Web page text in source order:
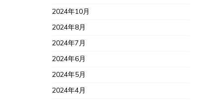
2024年10月
2024年8月
2024年7月
2024年6月
2024年5月
2024年4月